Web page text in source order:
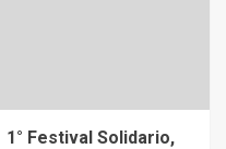
1° Festival Solidario,